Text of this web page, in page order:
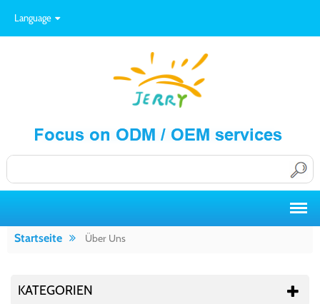
Language
Startseite Über Uns
KATEGORIEN